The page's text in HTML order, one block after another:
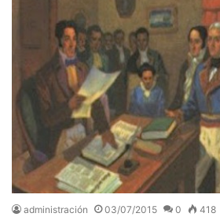
administración 03/07/2015 0 418